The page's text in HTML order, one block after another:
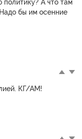
А что там
бы им осенние
КГ/АМ!